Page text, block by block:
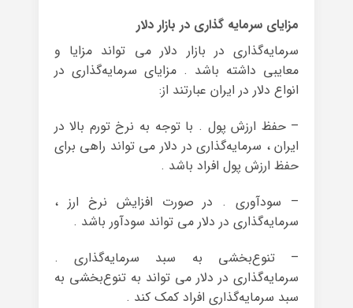
مزایای سرمایه گذاری در بازار دلار
سرمایه‌گذاری در بازار دلار می‌ تواند مزایا و
معایبی داشته باشد . مزایای سرمایه‌گذاری در
انواع دلار در ایران عبارتند از:
– حفظ ارزش پول . با توجه به نرخ تورم بالا در
ایران ، سرمایه‌گذاری در دلار می‌ تواند راهی برای
حفظ ارزش پول افراد باشد .
– سودآوری . در صورت افزایش نرخ ارز ،
سرمایه‌گذاری در دلار می‌ تواند سودآور باشد .
– تنوع‌بخشی به سبد سرمایه‌گذاری .
سرمایه‌گذاری در دلار می‌ تواند به تنوع‌بخشی به
سبد سرمایه‌گذاری افراد کمک کند .